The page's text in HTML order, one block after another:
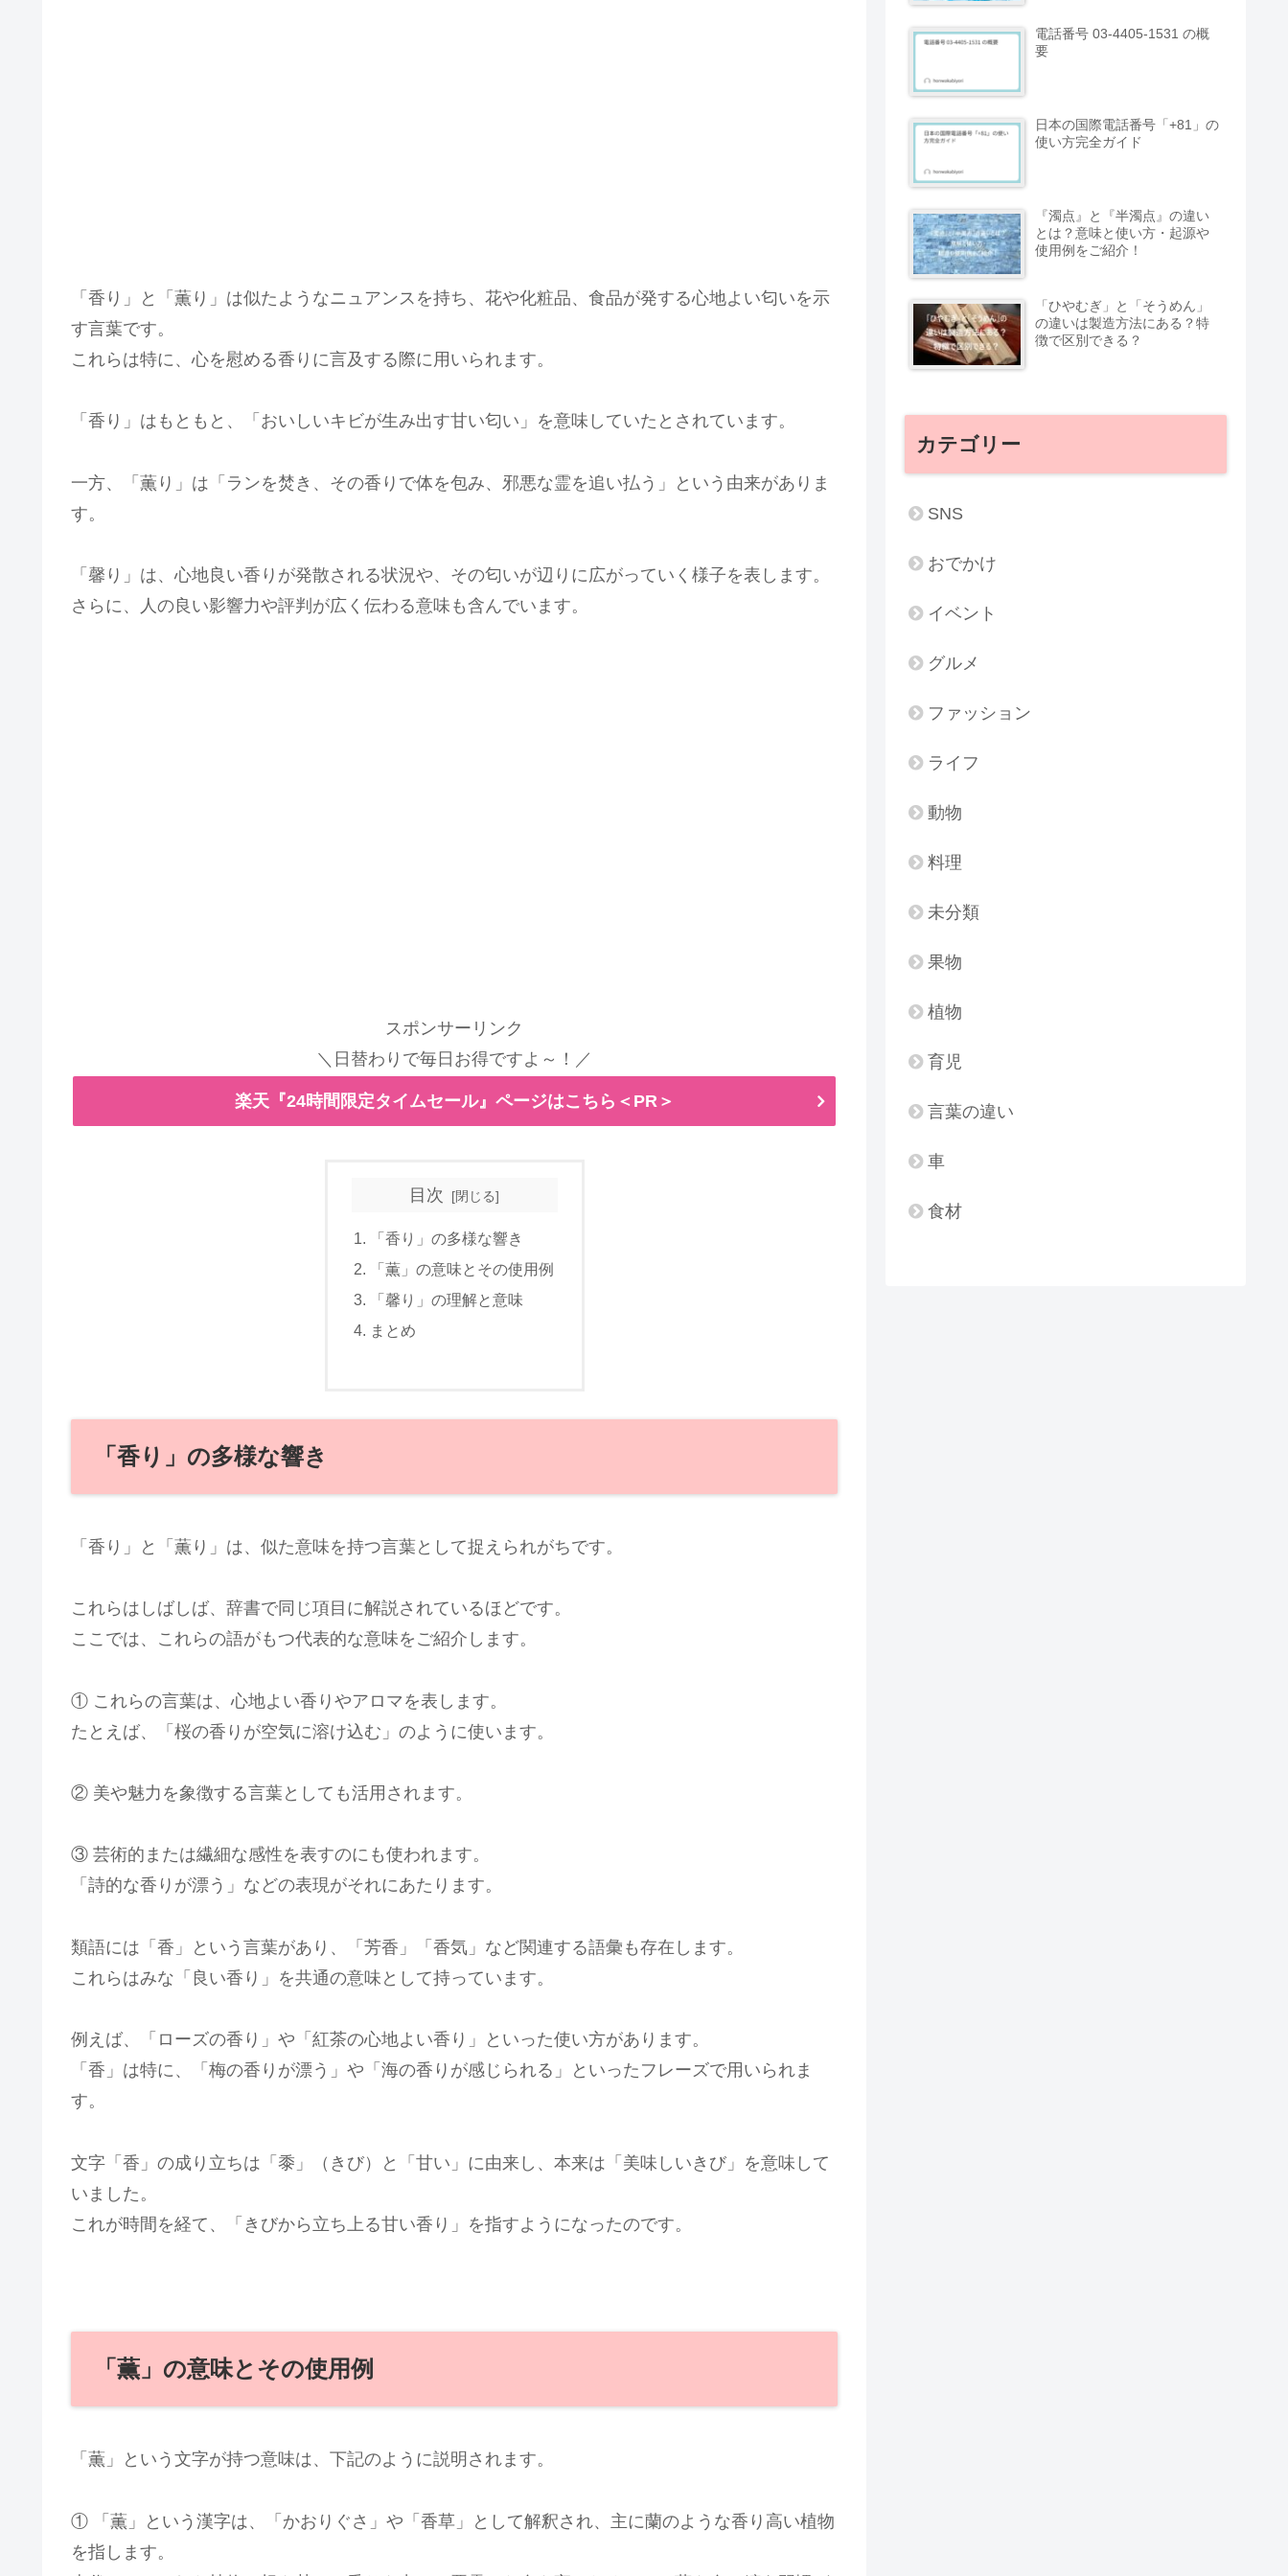
「香り」と「薫り」は似たようなニュアンスを持ち、花や化粧品、食品が発する心地よい匂いを示
す言葉です。
これらは特に、心を慰める香りに言及する際に用いられます。
「香り」はもともと、「おいしいキビが生み出す甘い匂い」を意味していたとされています。
一方、「薫り」は「ランを焚き、その香りで体を包み、邪悪な霊を追い払う」という由来がありま
す。
「馨り」は、心地良い香りが発散される状況や、その匂いが辺りに広がっていく様子を表します。
さらに、人の良い影響力や評判が広く伝わる意味も含んでいます。
スポンサーリンク
＼日替わりで毎日お得ですよ～！／
楽天『24時間限定タイムセール』ページはこちら＜PR＞
目次
「香り」の多様な響き
「薫」の意味とその使用例
「馨り」の理解と意味
まとめ
「香り」の多様な響き
「香り」と「薫り」は、似た意味を持つ言葉として捉えられがちです。
これらはしばしば、辞書で同じ項目に解説されているほどです。
ここでは、これらの語がもつ代表的な意味をご紹介します。
① これらの言葉は、心地よい香りやアロマを表します。
たとえば、「桜の香りが空気に溶け込む」のように使います。
② 美や魅力を象徴する言葉としても活用されます。
③ 芸術的または繊細な感性を表すのにも使われます。
「詩的な香りが漂う」などの表現がそれにあたります。
類語には「香」という言葉があり、「芳香」「香気」など関連する語彙も存在します。
これらはみな「良い香り」を共通の意味として持っています。
例えば、「ローズの香り」や「紅茶の心地よい香り」といった使い方があります。
「香」は特に、「梅の香りが漂う」や「海の香りが感じられる」といったフレーズで用いられま
す。
文字「香」の成り立ちは「黍」（きび）と「甘い」に由来し、本来は「美味しいきび」を意味して
いました。
これが時間を経て、「きびから立ち上る甘い香り」を指すようになったのです。
「薫」の意味とその使用例
「薫」という文字が持つ意味は、下記のように説明されます。
① 「薫」という漢字は、「かおりぐさ」や「香草」として解釈され、主に蘭のような香り高い植物
を指します。
電話番号 03-4405-1531 の概
要
日本の国際電話番号「+81」の
使い方完全ガイド
『濁点』と『半濁点』の違い
とは？意味と使い方・起源や
使用例をご紹介！
「ひやむぎ」と「そうめん」
の違いは製造方法にある？特
徴で区別できる？
カテゴリー
SNS
おでかけ
イベント
グルメ
ファッション
ライフ
動物
料理
未分類
果物
植物
育児
言葉の違い
車
食材